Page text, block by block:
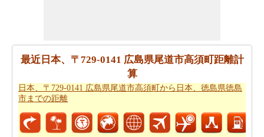
中津市まで良プランが欲しいですか。知る事はどの方を
使って日本、〒729-0141 広島県尾道市高須町から日本、
するんです。
道路走行は疲れて感じますか。飛行機で飛びてかかる時
間は知りたいんですか。日本、〒729-0141 広島県尾道市
高須町から日本、大分県中津市までの飛行時間チェック
最近日本、〒729-0141 広島県尾道市高須町距離計
算
日本、〒729-0141 広島県尾道市高須町から日本、徳島県徳島
市までの距離